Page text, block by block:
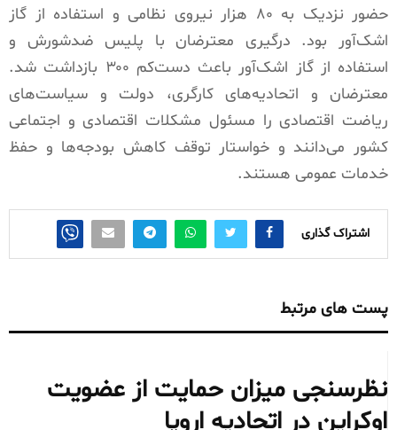
حضور نزدیک به ۸۰ هزار نیروی نظامی و استفاده از گاز
اشک‌آور بود. درگیری معترضان با پلیس ضدشورش و
استفاده از گاز اشک‌آور باعث دست‌کم ۳۰۰ بازداشت شد.
معترضان و اتحادیه‌های کارگری، دولت و سیاست‌های
ریاضت اقتصادی را مسئول مشکلات اقتصادی و اجتماعی
کشور می‌دانند و خواستار توقف کاهش بودجه‌ها و حفظ
خدمات عمومی هستند.
اشتراک گذاری
پست های مرتبط
نظرسنجی میزان حمایت از عضویت
اوکراین در اتحادیه اروپا